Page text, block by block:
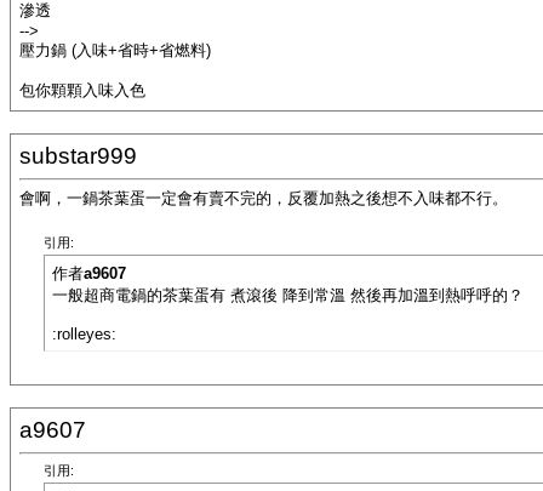
滲透
-->
壓力鍋 (入味+省時+省燃料)
包你顆顆入味入色
substar999
會啊，一鍋茶葉蛋一定會有賣不完的，反覆加熱之後想不入味都不行。
引用:
作者a9607
一般超商電鍋的茶葉蛋有 煮滾後 降到常溫 然後再加溫到熱呼呼的？
:rolleyes:
a9607
引用: